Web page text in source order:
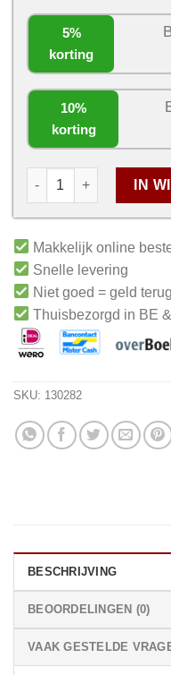
5%
korting
10%
korting
IN
Makkelijk online
Snelle levering
Niet goed = geld
Thuisbezorgd in BE
SKU: 130282
BESCHRIJVING
BEOORDELINGEN (0)
VAAK GESTELDE